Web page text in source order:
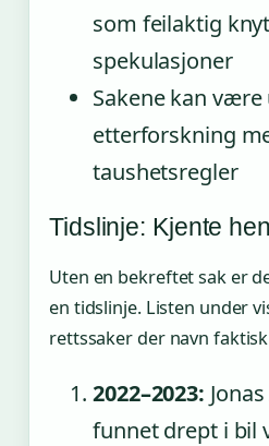
som feilaktig
spekulasjoner
Sakene kan
etterforskning
taushetsregler
Tidslinje: Kjente
Uten en bekreftet sak er
en tidslinje. Listen under
rettssaker der navn
2022–2023:
funnet drept i bil